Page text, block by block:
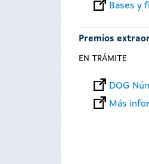
Bases y
Premios
EN TRÁMITE
DOG
Más